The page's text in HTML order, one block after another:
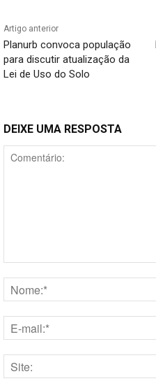
Artigo anterior
Planurb convoca população
para discutir atualização da
Lei de Uso do Solo
DEIXE UMA RESPOSTA